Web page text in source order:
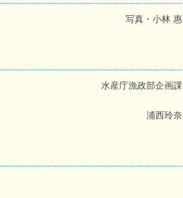
写真・小林 惠
水産庁漁政部企画課
浦西玲奈